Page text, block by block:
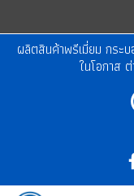
ผลิตสินค้าพรีเมี่ยม กระ
ในโอกาส